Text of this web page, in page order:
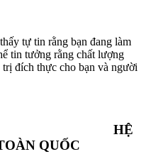
tự tin rằng bạn đang làm
tin tưởng rằng chất lượng
đích thực cho bạn và người
HỆ
QUỐC